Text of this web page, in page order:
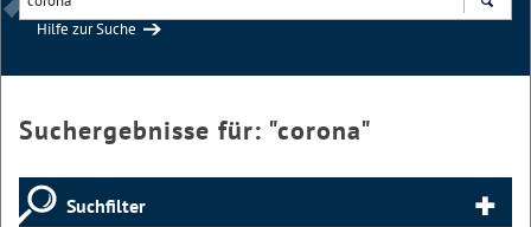
Hilfe zur Suche
Suchergebnisse für: "corona"
Suchfilter